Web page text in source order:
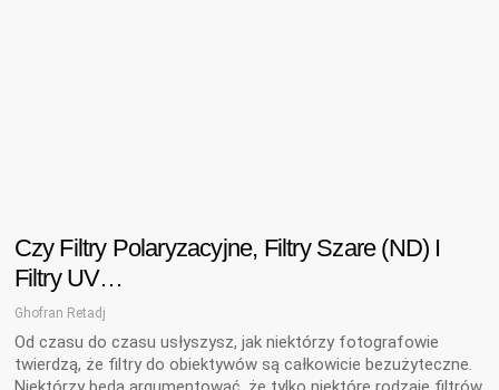
Czy Filtry Polaryzacyjne, Filtry Szare (ND) I
Filtry UV…
Ghofran Retadj
Od czasu do czasu usłyszysz, jak niektórzy fotografowie
twierdzą, że filtry do obiektywów są całkowicie bezużyteczne.